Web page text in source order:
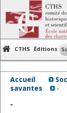
CTHS Éditions
Accueil
savantes
-
-